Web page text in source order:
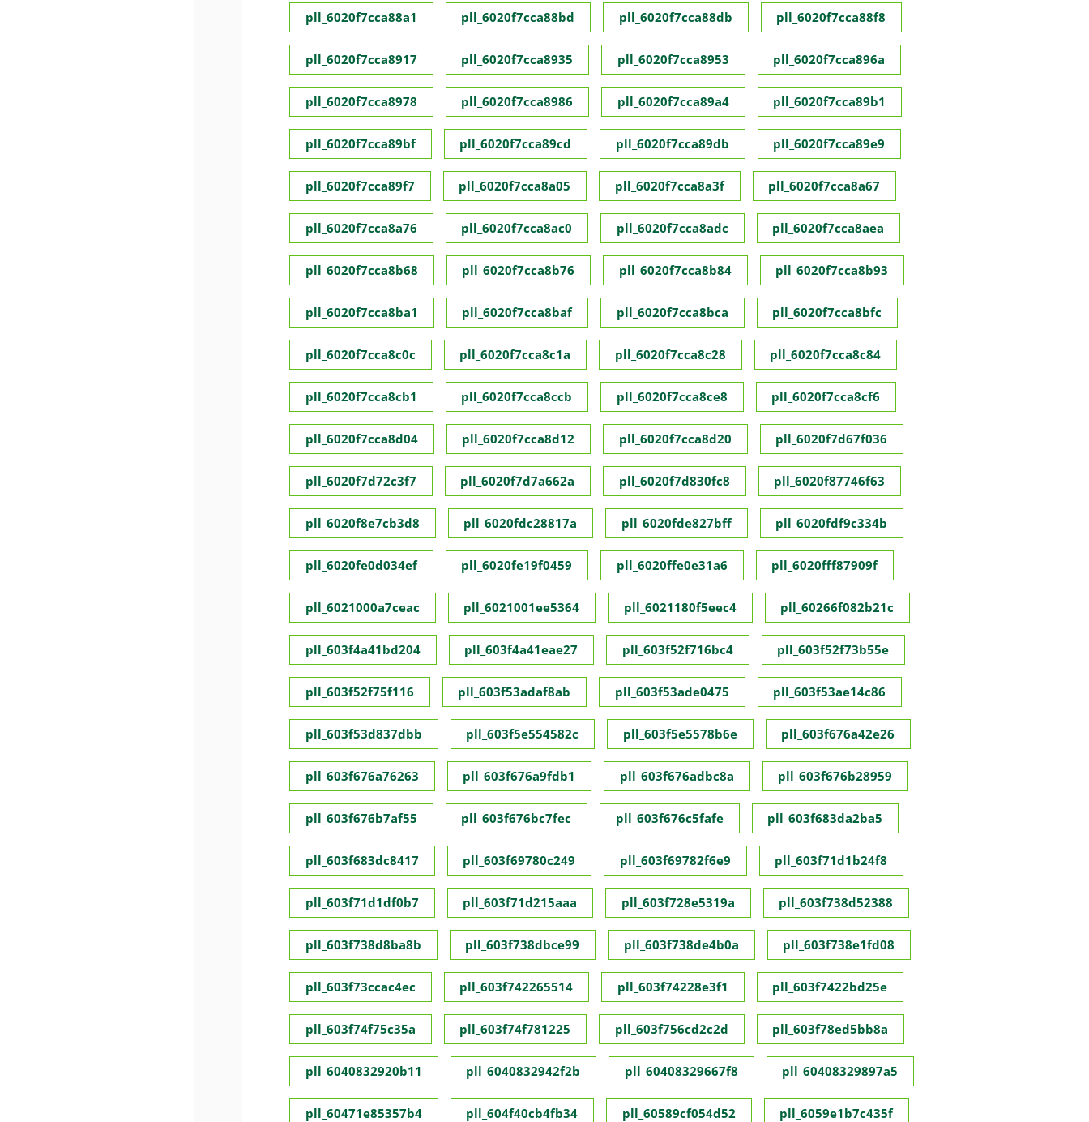
pll_6020f7cca88a1 pll_6020f7cca88bd pll_6020f7cca88db pll_6020f7cca88f8
pll_6020f7cca8917 pll_6020f7cca8935 pll_6020f7cca8953 pll_6020f7cca896a
pll_6020f7cca8978 pll_6020f7cca8986 pll_6020f7cca89a4 pll_6020f7cca89b1
pll_6020f7cca89bf pll_6020f7cca89cd pll_6020f7cca89db pll_6020f7cca89e9
pll_6020f7cca89f7 pll_6020f7cca8a05 pll_6020f7cca8a3f pll_6020f7cca8a67
pll_6020f7cca8a76 pll_6020f7cca8ac0 pll_6020f7cca8adc pll_6020f7cca8aea
pll_6020f7cca8b68 pll_6020f7cca8b76 pll_6020f7cca8b84 pll_6020f7cca8b93
pll_6020f7cca8ba1 pll_6020f7cca8baf pll_6020f7cca8bca pll_6020f7cca8bfc
pll_6020f7cca8c0c pll_6020f7cca8c1a pll_6020f7cca8c28 pll_6020f7cca8c84
pll_6020f7cca8cb1 pll_6020f7cca8ccb pll_6020f7cca8ce8 pll_6020f7cca8cf6
pll_6020f7cca8d04 pll_6020f7cca8d12 pll_6020f7cca8d20 pll_6020f7d67f036
pll_6020f7d72c3f7 pll_6020f7d7a662a pll_6020f7d830fc8 pll_6020f87746f63
pll_6020f8e7cb3d8 pll_6020fdc28817a pll_6020fde827bff pll_6020fdf9c334b
pll_6020fe0d034ef pll_6020fe19f0459 pll_6020ffe0e31a6 pll_6020fff87909f
pll_6021000a7ceac pll_6021001ee5364 pll_6021180f5eec4 pll_60266f082b21c
pll_603f4a41bd204 pll_603f4a41eae27 pll_603f52f716bc4 pll_603f52f73b55e
pll_603f52f75f116 pll_603f53adaf8ab pll_603f53ade0475 pll_603f53ae14c86
pll_603f53d837dbb pll_603f5e554582c pll_603f5e5578b6e pll_603f676a42e26
pll_603f676a76263 pll_603f676a9fdb1 pll_603f676adbc8a pll_603f676b28959
pll_603f676b7af55 pll_603f676bc7fec pll_603f676c5fafe pll_603f683da2ba5
pll_603f683dc8417 pll_603f69780c249 pll_603f69782f6e9 pll_603f71d1b24f8
pll_603f71d1df0b7 pll_603f71d215aaa pll_603f728e5319a pll_603f738d52388
pll_603f738d8ba8b pll_603f738dbce99 pll_603f738de4b0a pll_603f738e1fd08
pll_603f73ccac4ec pll_603f742265514 pll_603f74228e3f1 pll_603f7422bd25e
pll_603f74f75c35a pll_603f74f781225 pll_603f756cd2c2d pll_603f78ed5bb8a
pll_6040832920b11 pll_6040832942f2b pll_60408329667f8 pll_60408329897a5
pll_60471e85357b4 pll_604f40cb4fb34 pll_60589cf054d52 pll_6059e1b7c435f